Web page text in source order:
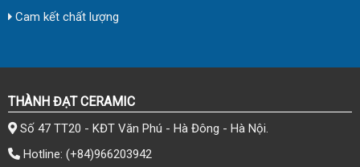
Cam kết chất lượng
THÀNH ĐẠT CERAMIC
Số 47 TT20 - KĐT Văn Phú - Hà Đông - Hà Nội.
Hotline: (+84)966203942